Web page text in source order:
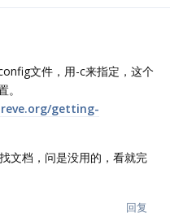
文件，用-c来指定，这个
getting-
文档，问是没用的，看就完
回复